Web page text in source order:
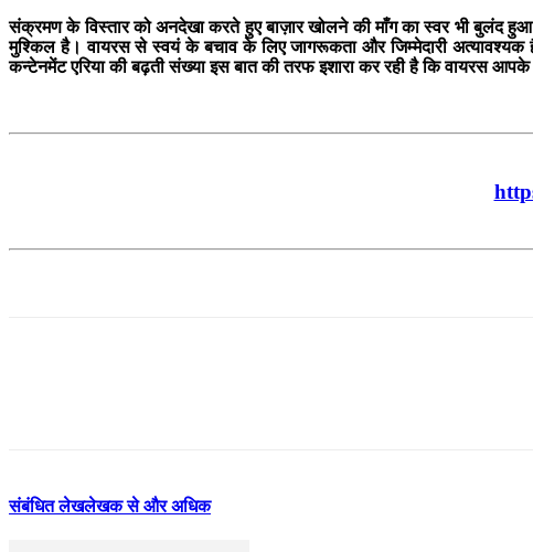
संक्रमण के विस्तार को अनदेखा करते हुए बाज़ार खोलने की माँग का स्वर भी बुलंद
मुश्किल है। वायरस से स्वयं के बचाव के लिए जागरूकता और जिम्मेदारी
कन्टेनमेंट एरिया की बढ़ती संख्या इस बात की तरफ इशारा कर रही है कि वायरस
संबंधित लेखलेखक से और अधिक